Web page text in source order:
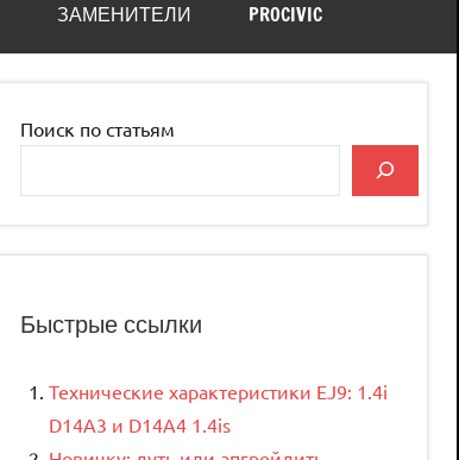
ЗАМЕНИТЕЛИ PROCIVIC
Поиск по статьям
Быстрые ссылки
Технические характеристики EJ9: 1.4i
D14A3 и D14A4 1.4is